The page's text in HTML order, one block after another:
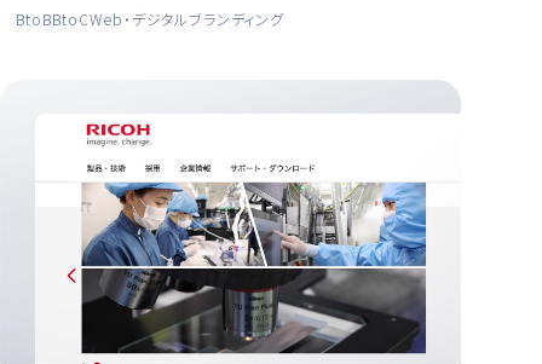
BtoBBtoCWeb・デジタルブランディング